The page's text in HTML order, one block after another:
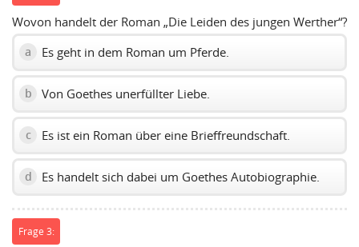
Wovon handelt der Roman „Die Leiden des jungen Werther“?
a Es geht in dem Roman um Pferde.
b Von Goethes unerfüllter Liebe.
c Es ist ein Roman über eine Brieffreundschaft.
d Es handelt sich dabei um Goethes Autobiographie.
Frage 3: